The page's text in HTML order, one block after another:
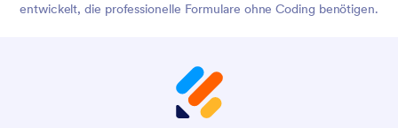
entwickelt, die professionelle Formulare ohne Coding benötigen.